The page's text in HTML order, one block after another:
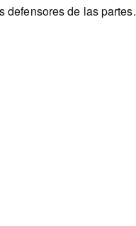
defensores de las partes.